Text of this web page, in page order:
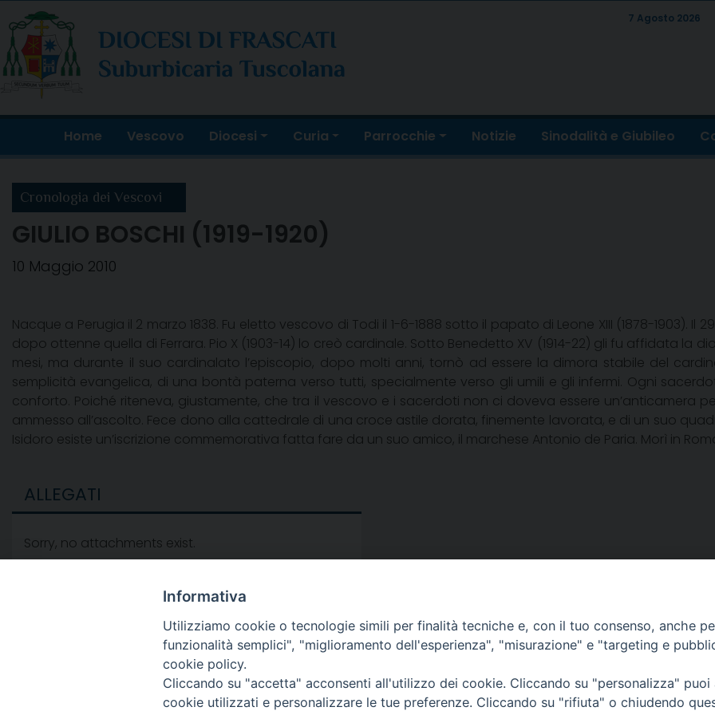
to
content
7 Agosto 2026
Home
Vescovo Diocesi Curia Parrocchie Notizie Sinodalità e Giubileo
Cronologia dei Vescovi
GIULIO BOSCHI (1919-1920)
10 Maggio 2010
Nacque a Perugia il 2 marzo 1838. Fu eletto vescovo di Todi il 1-6-1888 sotto il papato di Leone XIII (1878-1903). Il
dopo ottenne quella di Ferrara. Pio X (1903-14) lo creò cardinale. Sotto Benedetto XV (1914-22) gli fu affidata la
mesi, ma durante il suo cardinalato l’episcopio, dopo molti anni, tornò ad essere la dimora stabile del
semplicità evangelica, di una bontà paterna verso tutti, specialmente verso gli umili e gli infermi. Ogni
conforto. Poiché riteneva, giustamente, che tra il vescovo e i sacerdoti non ci doveva essere un’anticamera
ammesso all’ascolto. Fece dono alla cattedrale di una croce astile dorata, finemente lavorata, e di un suo
Isidoro esiste un’iscrizione commemorativa fatta fare da un suo amico, il marchese Antonio de Paria. Morì in
ALLEGATI
Sorry, no attachments exist.
SEDE:
Piazza Paolo III 10 - 00044 Frascati
Informativa
Utilizziamo cookie o tecnologie simili per finalità tecniche e, con il tuo consenso, anche
funzionalità semplici", "miglioramento dell'esperienza", "misurazione" e "targeting e
cookie policy.
Cliccando su "accetta" acconsenti all'utilizzo dei cookie. Cliccando su "personalizza"
cookie utilizzati e personalizzare le tue preferenze. Cliccando su "rifiuta" o chiudendo